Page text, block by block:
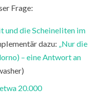
Frage:
die Scheineliten im
dazu: „Nur die
– eine Antwort an
20.000